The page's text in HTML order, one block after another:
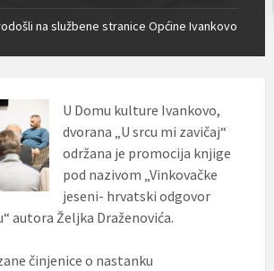
na službene stranice Općine Ivankovo
U Domu kulture Ivankovo,
dvorana „U srcu mi zavičaj“
održana je promocija knjige
pod nazivom „Vinkovačke
jeseni- hrvatski odgovor
autora Željka Draženovića.
činjenice o nastanku